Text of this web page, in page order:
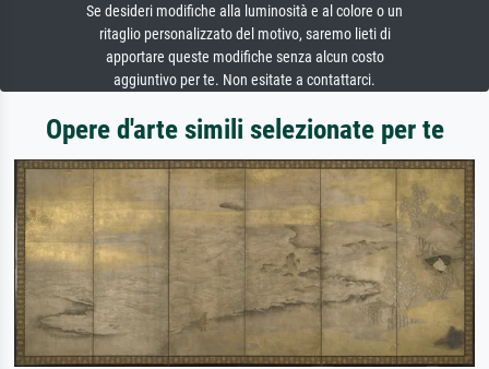
Se desideri modifiche alla luminosità e al colore o un
ritaglio personalizzato del motivo, saremo lieti di
apportare queste modifiche senza alcun costo
aggiuntivo per te. Non esitate a contattarci.
Opere d'arte simili selezionate per te